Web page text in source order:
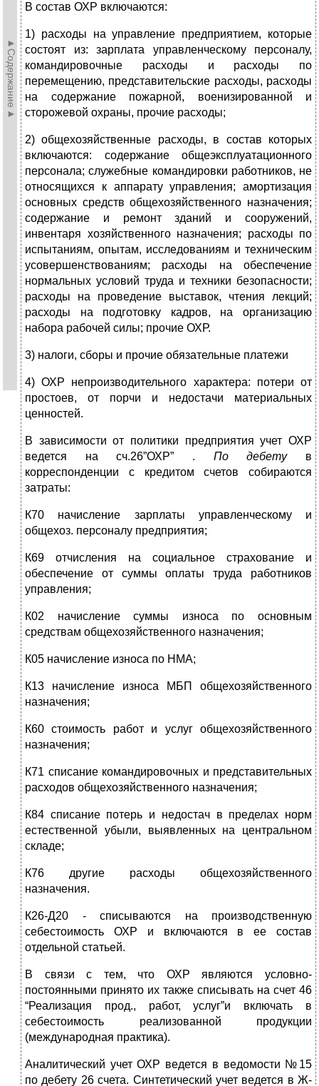
►Содержание►
В состав ОХР включаются:
1) расходы на управление предприятием, которые
состоят из: зарплата управленческому персоналу,
командировочные расходы и расходы по
перемещению, представительские расходы, расходы
на содержание пожарной, военизированной и
сторожевой охраны, прочие расходы;
2) общехозяйственные расходы, в состав которых
включаются: содержание общеэксплуатационного
персонала; служебные командировки работников, не
относящихся к аппарату управления; амортизация
основных средств общехозяйственного назначения;
содержание и ремонт зданий и сооружений,
инвентаря хозяйственного назначения; расходы по
испытаниям, опытам, исследованиям и техническим
усовершенствованиям; расходы на обеспечение
нормальных условий труда и техники безопасности;
расходы на проведение выставок, чтения лекций;
расходы на подготовку кадров, на организацию
набора рабочей силы; прочие ОХР.
3) налоги, сборы и прочие обязательные платежи
4) ОХР непроизводительного характера: потери от
простоев, от порчи и недостачи материальных
ценностей.
В зависимости от политики предприятия учет ОХР
ведется на сч.26”ОХР” . По дебетув
корреспонденции с кредитом счетов собираются
затраты:
К70 начисление зарплаты управленческому и
общехоз. персоналу предприятия;
К69 отчисления на социальное страхование и
обеспечение от суммы оплаты труда работников
управления;
К02 начисление суммы износа по основным
средствам общехозяйственного назначения;
К05 начисление износа по НМА;
К13 начисление износа МБП общехозяйственного
назначения;
К60 стоимость работ и услуг общехозяйственного
назначения;
К71 списание командировочных и представительных
расходов общехозяйственного назначения;
К84 списание потерь и недостач в пределах норм
естественной убыли, выявленных на центральном
складе;
К76 другие расходы общехозяйственного
назначения.
К26-Д20 - списываются на производственную
себестоимость ОХР и включаются в ее состав
отдельной статьей.
В связи с тем, что ОХР являются условно-
постоянными принято их также списывать на счет 46
“Реализация прод., работ, услуг”и включать в
себестоимость реализованной продукции
(международная практика).
Аналитический учет ОХР ведется в ведомости №15
по дебету 26 счета. Синтетический учет ведется в Ж-